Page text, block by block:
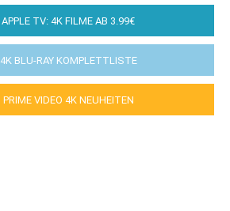
APPLE TV: 4K FILME AB 3.99€
4K BLU-RAY KOMPLETTLISTE
PRIME VIDEO 4K NEUHEITEN